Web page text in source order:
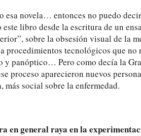
esa novela… entonces no puedo
libro desde la escritura de un
sobre la obsesión visual de la
procedimientos tecnológicos que no
y panóptico… Pero como decía la
proceso aparecieron nuevos
más social sobre la enfermedad.
en general raya en la